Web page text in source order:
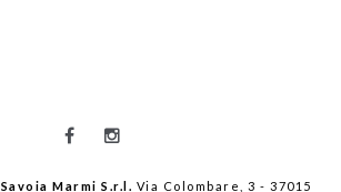
Savoia Marmi S.r.l. Via Colombare, 3 - 37015